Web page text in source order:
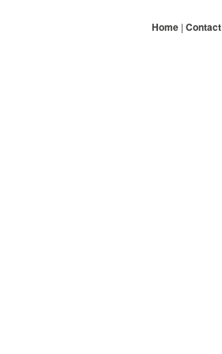
Home | Contact